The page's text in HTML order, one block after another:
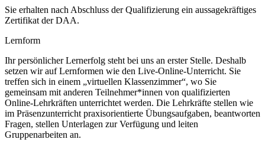
Sie erhalten nach Abschluss der Qualifizierung ein aussagekräftiges
Zertifikat der DAA.
Lernform
Ihr persönlicher Lernerfolg steht bei uns an erster Stelle. Deshalb
setzen wir auf Lernformen wie den Live-Online-Unterricht. Sie
treffen sich in einem „virtuellen Klassenzimmer“, wo Sie
gemeinsam mit anderen Teilnehmer*innen von qualifizierten
Online-Lehrkräften unterrichtet werden. Die Lehrkräfte stellen wie
im Präsenzunterricht praxisorientierte Übungsaufgaben, beantworten
Fragen, stellen Unterlagen zur Verfügung und leiten
Gruppenarbeiten an.